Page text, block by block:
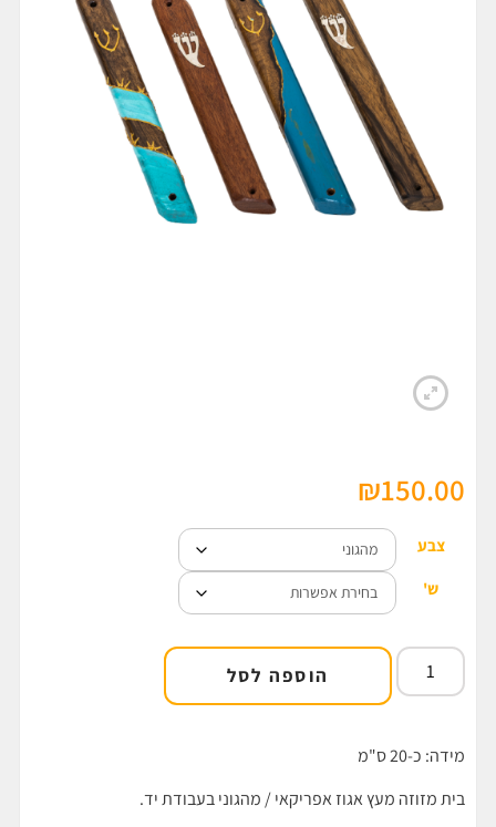
₪150.00
צבע
ש'
הוספה לסל
מידה: כ-20 ס"מ
בית מזוזה מעץ אגוז אפריקאי / מהגוני בעבודת יד.